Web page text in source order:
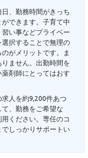
、勤務時間がきっち
できます。子育て中
い事などプライベー
選択することで無理の
がメリットです。ま
ません。出勤時間を
剤師にとってはおす
人を約9,200件あつ
、勤務をご希望な
ください。専任のコ
しっかりサポートい